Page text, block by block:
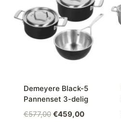
Demeyere Black-5
Pannenset 3-delig
€577,00 Oorspronkelijke
€459,00Huidige